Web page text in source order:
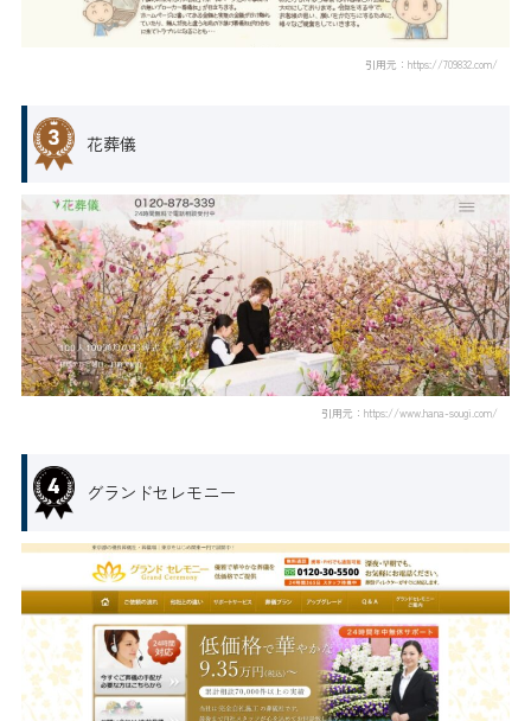
引用元：https://709832.com/
花葬儀
引用元：https://www.hana-sougi.com/
グランドセレモニー